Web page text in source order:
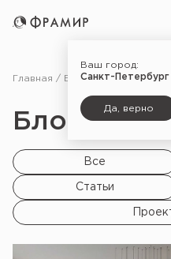
Ваш город:
Санкт-Петербург
Да, верно
Главная Блог
Блог |
Все
Статьи